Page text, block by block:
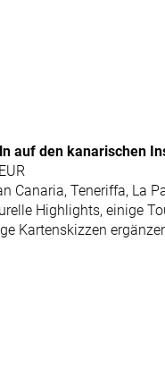
auf den kanarischen
Canaria, Teneriffa, La
Highlights, einige
Kartenskizzen